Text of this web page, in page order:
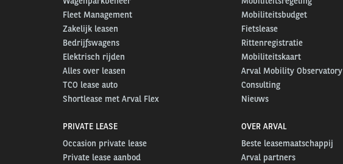
Fleet Management
Zakelijk leasen
Bedrijfswagens
Elektrisch rijden
Alles over leasen
TCO lease auto
Shortlease met Arval Flex
PRIVATE LEASE
Occasion private lease
Private lease aanbod
Mobiliteitsbudget
Fietslease
Rittenregistratie
Mobiliteitskaart
Arval Mobility Observatory
Consulting
Nieuws
OVER ARVAL
Beste leasemaatschappij
Arval partners